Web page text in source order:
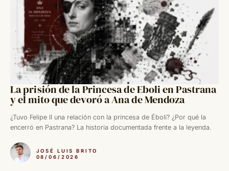
La prisión de la Princesa de Eboli en Pastrana
y el mito que devoró a Ana de Mendoza
¿Tuvo Felipe II una relación con la princesa de Éboli? ¿Por qué la
encerró en Pastrana? La historia documentada frente a la leyenda.
JOSÉ LUIS BRITO
08/06/2026